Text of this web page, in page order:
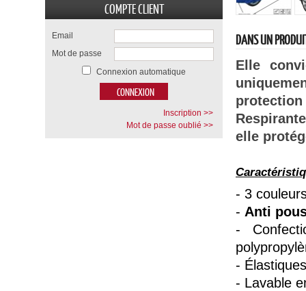
DANS UN
Elle
protection
elle
- 3
- Anti
-
-
- Lavable
COMPTE CLIENT
Email
Mot de passe
Connexion automatique
Inscription >>
Mot de passe oublié >>